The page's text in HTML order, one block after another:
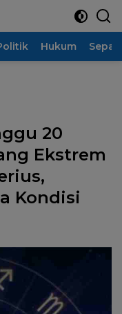
Hukum
20
Ekstrem
Kondisi